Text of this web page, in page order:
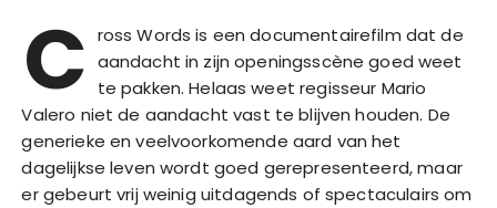
C ross Words is een documentairefilm dat de
aandacht in zijn openingsscène goed weet
te pakken. Helaas weet regisseur Mario
Valero niet de aandacht vast te blijven houden. De
generieke en veelvoorkomende aard van het
dagelijkse leven wordt goed gerepresenteerd, maar
er gebeurt vrij weinig uitdagends of spectaculairs om